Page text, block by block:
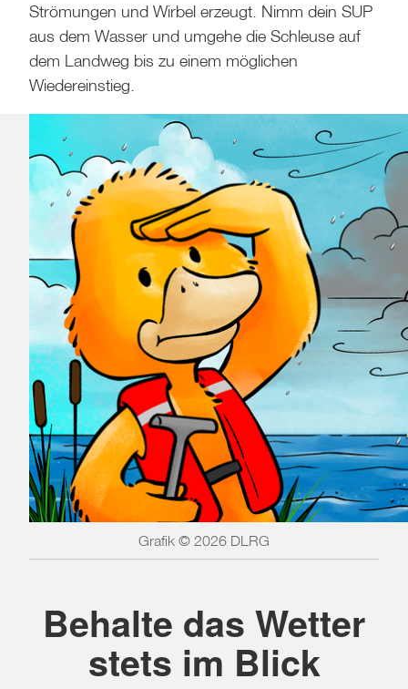
Strömungen und Wirbel erzeugt. Nimm dein SUP
aus dem Wasser und umgehe die Schleuse auf
dem Landweg bis zu einem möglichen
Wiedereinstieg.
Grafik © 2026 DLRG
Behalte das Wetter
stets im Blick